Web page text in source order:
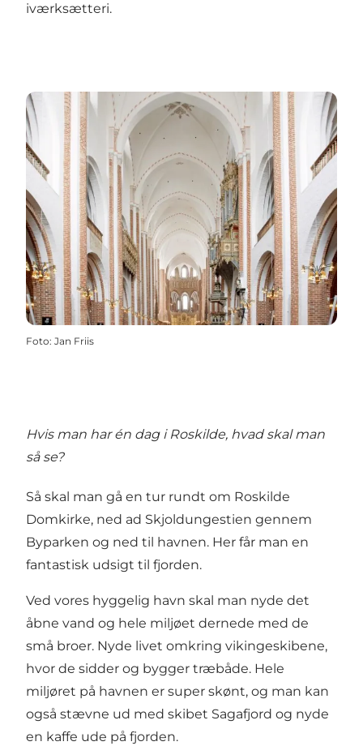
iværksætteri.
Foto: Jan Friis
Hvis man har én dag i Roskilde, hvad skal man
så se?
Så skal man gå en tur rundt om Roskilde
Domkirke, ned ad Skjoldungestien gennem
Byparken og ned til havnen. Her får man en
fantastisk udsigt til fjorden.
Ved vores hyggelig havn skal man nyde det
åbne vand og hele miljøet dernede med de
små broer. Nyde livet omkring vikingeskibene,
hvor de sidder og bygger træbåde. Hele
miljøret på havnen er super skønt, og man kan
også stævne ud med skibet Sagafjord og nyde
en kaffe ude på fjorden.